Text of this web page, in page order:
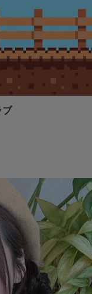
ブ